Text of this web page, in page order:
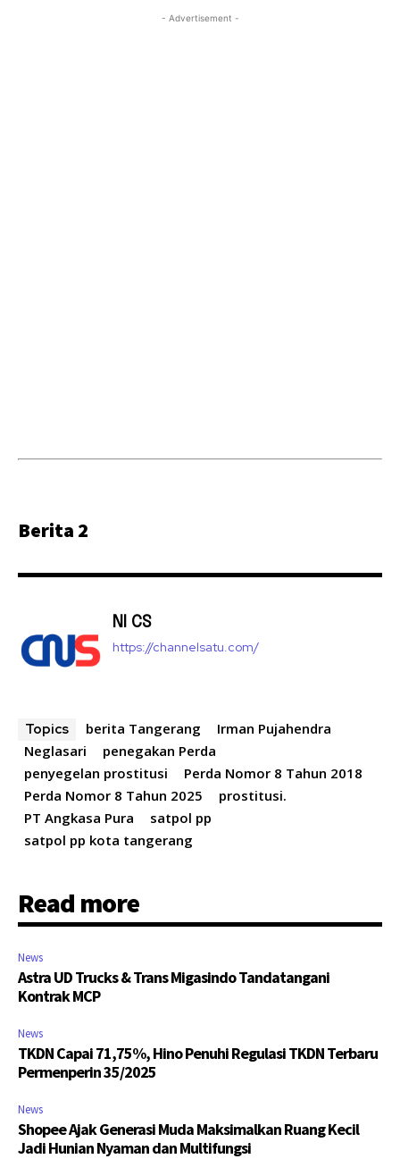
- Advertisement -
Berita 2
NI CS
https://channelsatu.com/
Topics berita Tangerang
Irman Pujahendra
Neglasari
penegakan Perda
penyegelan prostitusi
Perda Nomor 8 Tahun 2018
Perda Nomor 8 Tahun 2025
prostitusi.
PT Angkasa Pura
satpol pp
satpol pp kota tangerang
Read more
News
Astra UD Trucks & Trans Migasindo Tandatangani
Kontrak MCP
News
TKDN Capai 71,75%, Hino Penuhi Regulasi TKDN Terbaru
Permenperin 35/2025
News
Shopee Ajak Generasi Muda Maksimalkan Ruang Kecil
Jadi Hunian Nyaman dan Multifungsi